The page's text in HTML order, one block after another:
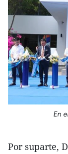
En
Por suparte,